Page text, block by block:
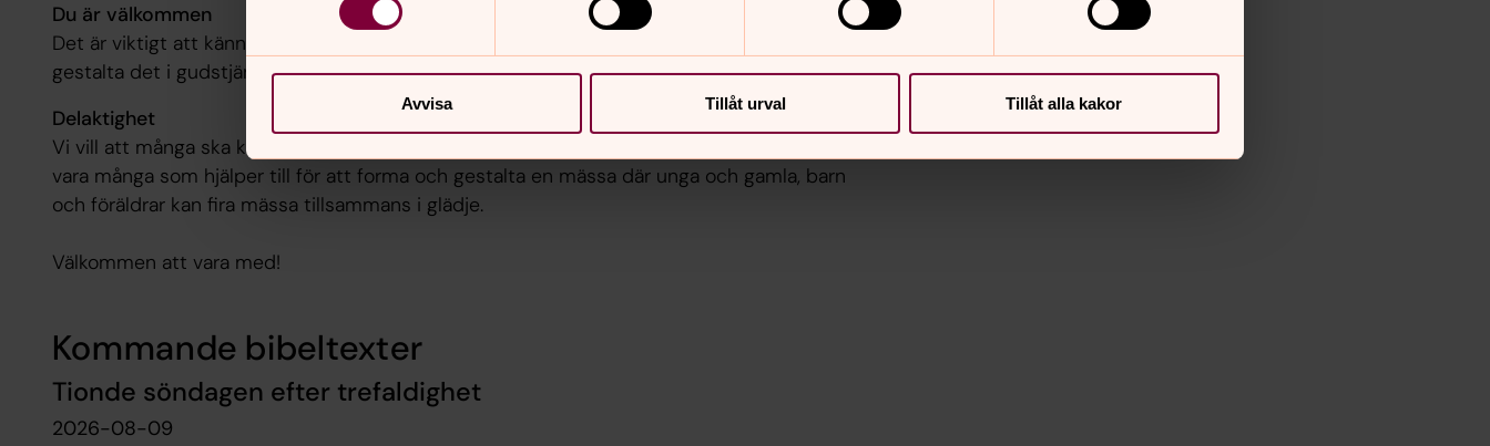
Avvisa Tillåt urval Tillåt alla kakor
Du är välkommen
Det är viktigt att känna sig välkommen och indragen i en gemenskap. På olika sätt vill vi
gestalta det i gudstjänsten, i bönen, sångerna och i nattvardens liturgi.
Delaktighet
Vi vill att många ska känna sig delaktiga och hemmastadda i gudstjänsten. Vi behöver
vara många som hjälper till för att forma och gestalta en mässa där unga och gamla, barn
och föräldrar kan fira mässa tillsammans i glädje.
Välkommen att vara med!
Kommande bibeltexter
Tionde söndagen efter trefaldighet
2026-08-09